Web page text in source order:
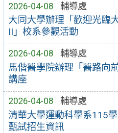
2026-04-08 輔導處
大同大學辦理「歡迎光臨
II」校系參觀活動
2026-04-08 輔導處
馬偕醫學院辦理「醫路向
講座
2026-04-08 輔導處
清華大學運動科學系115
甄試招生資訊